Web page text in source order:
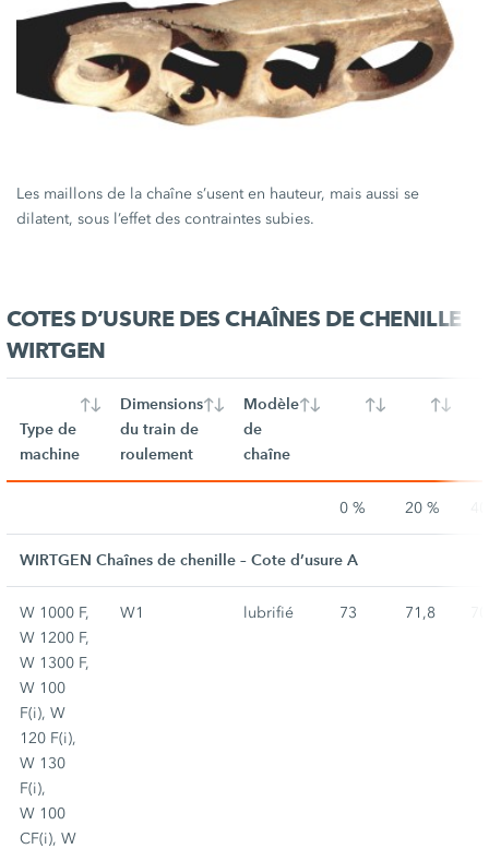
Les maillons de la chaîne s’usent en hauteur, mais aussi se
dilatent, sous l’effet des contraintes subies.
COTES D’USURE DES CHAÎNES DE CHENILLE
WIRTGEN
Type de
machine
Dimensions
du train de
roulement
Modèle
de
chaîne
0 % 20 %
WIRTGEN Chaînes de chenille – Cote d’usure A
W 1000 F,
W 1200 F,
W 1300 F,
W 100
F(i), W
120 F(i),
W 130
F(i),
W 100
CF(i), W
W1 lubrifié 73 71,8